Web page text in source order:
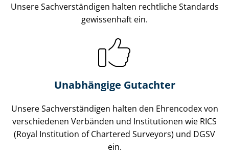
Unsere Sach­ver­stän­di­gen halten rechtliche Standards
gewissenhaft ein.
Unabhängige Gutachter
Unsere Sach­ver­stän­di­gen halten den Ehrencodex von
verschiedenen Verbänden und Institutionen wie RICS
(Royal Institution of Chartered Surveyors) und DGSV
ein.